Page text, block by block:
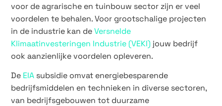
voor de agrarische en tuinbouw sector zijn er veel
voordelen te behalen. Voor grootschalige projecten
in de industrie kan deVersnelde
Klimaatinvesteringen Industrie (VEKI) jouw bedrijf
ook aanzienlijke voordelen opleveren.
De EIA subsidie omvat energiebesparende
bedrijfsmiddelen en technieken in diverse sectoren,
van bedrijfsgebouwen tot duurzame